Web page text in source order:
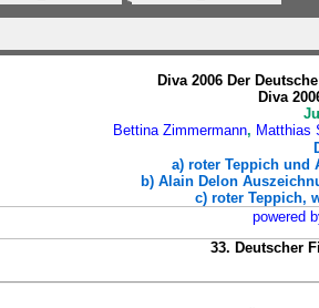
Diva 2006 Der
Diva
Bettina Zimmermann, Matthias
a) roter Teppich und
b) Alain Delon
c) roter Teppich,
33. Deutscher